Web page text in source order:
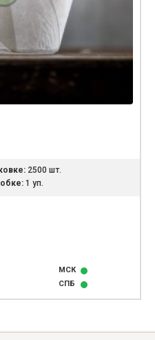
2500 шт.
1 уп.
МСК
СПБ